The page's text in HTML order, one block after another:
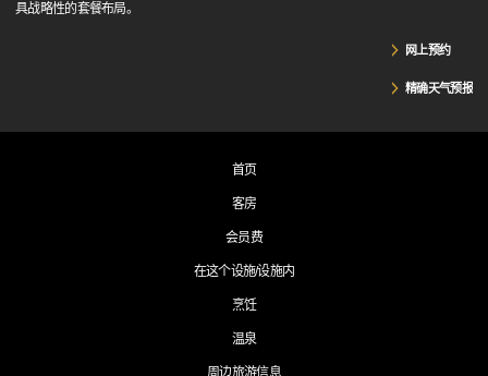
具战略性的套餐布局。
网上预约
精确天气预报
首页
客房
会员费
在这个设施/设施内
烹饪
温泉